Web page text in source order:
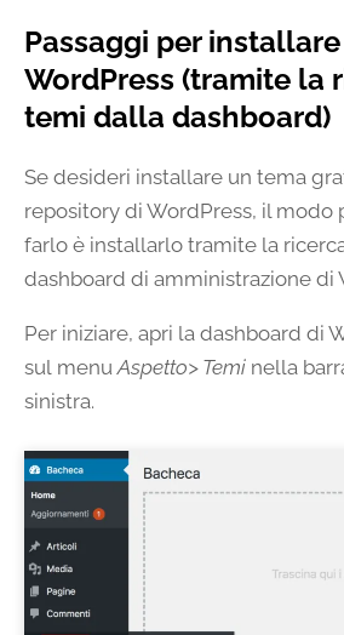
Passaggi per
WordPress (tramite la
temi dalla dashboard)
Se desideri installare un tema
repository di WordPress, il modo
farlo è installarlo tramite la
dashboard di amministrazione di
Per iniziare, apri la dashboard di
sul menu Aspetto> Temi nella
sinistra.